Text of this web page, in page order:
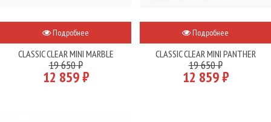
Подробнее
CLASSIC CLEAR MINI MARBLE
19 650 ₽
12 859 ₽
Подробнее
CLASSIC CLEAR MINI PANTHER
19 650 ₽
12 859 ₽